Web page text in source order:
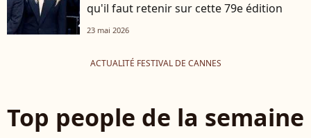
qu'il faut retenir sur cette 79e édition
23 mai 2026
ACTUALITÉ FESTIVAL DE CANNES
Top people de la semaine